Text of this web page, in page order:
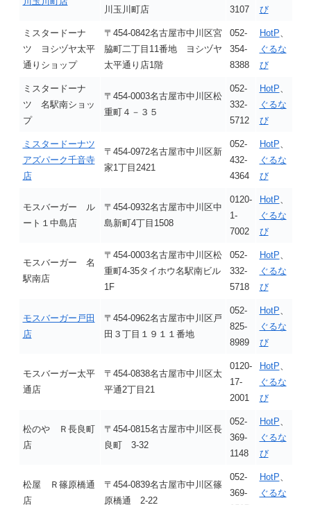
川玉川町店
3107
び
ミスタードーナ
ツ ヨシヅヤ太平
通りショップ
〒454-0842名古屋市中川区宮
脇町二丁目11番地 ヨシヅヤ
太平通り店1階
052-
354-
8388
HotP
ぐるな
び
ミスタードーナ
ツ 名駅南ショッ
プ
〒454-0003名古屋市中川区松
重町４－３５
052-
332-
5712
HotP
ぐるな
び
ミスタードーナツ
アズパーク千音寺
店
〒454-0972名古屋市中川区新
家1丁目2421
052-
432-
4364
HotP
ぐるな
び
モスバーガー ル
ート１中島店
〒454-0932名古屋市中川区中
島新町4丁目1508
0120-
1-
7002
HotP
ぐるな
び
モスバーガー 名
駅南店
〒454-0003名古屋市中川区松
重町4-35タイホウ名駅南ビル
1F
052-
332-
5718
HotP
ぐるな
び
モスバーガー戸田
店
〒454-0962名古屋市中川区戸
田３丁目１９１１番地
052-
825-
8989
HotP
ぐるな
び
モスバーガー太平
通店
〒454-0838名古屋市中川区太
平通2丁目21
0120-
17-
2001
HotP
ぐるな
び
松のや Ｒ長良町
店
〒454-0815名古屋市中川区長
良町 3-32
052-
369-
1148
HotP
ぐるな
び
松屋 Ｒ篠原橋通
店
〒454-0839名古屋市中川区篠
原橋通 2-22
052-
369-
HotP
ぐるな